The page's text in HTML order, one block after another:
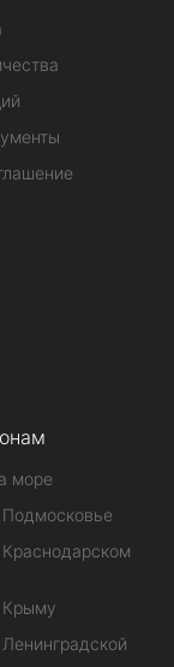
море
Подмосковье
Крыму